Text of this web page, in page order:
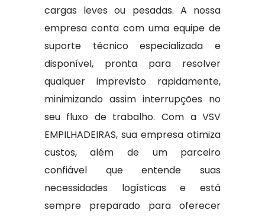
cargas leves ou pesadas. A nossa
empresa conta com uma equipe de
suporte técnico especializada e
disponível, pronta para resolver
qualquer imprevisto rapidamente,
minimizando assim interrupções no
seu fluxo de trabalho. Com a VSV
EMPILHADEIRAS, sua empresa otimiza
custos, além de um parceiro
confiável que entende suas
necessidades logísticas e está
sempre preparado para oferecer